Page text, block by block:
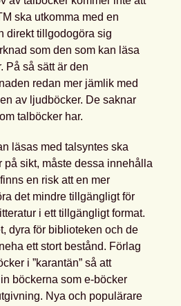
ska utkomma med en
direkt tillgodogöra sig
som den som kan läsa
På så sätt är den
redan mer jämlik med
av ljudböcker. De saknar
talböcker har.
läsas med talsyntes ska
på sikt, måste dessa innehålla
en risk att en mer
det mindre tillgängligt för
i ett tillgängligt format.
dyra för biblioteken och de
ett stort bestånd. Förlag
i ”karantän” så att
böckerna som e-böcker
Nya och populärare